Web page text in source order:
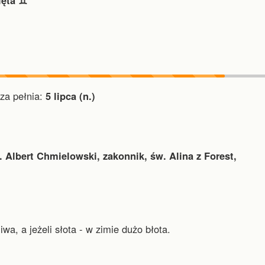
pełnia: 5 lipca (n.)
Albert Chmielowski, zakonnik, św. Alina z Forest,
a jeżeli słota - w zimie dużo błota.